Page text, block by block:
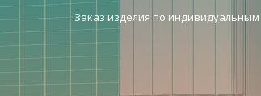
Заказ изделия по